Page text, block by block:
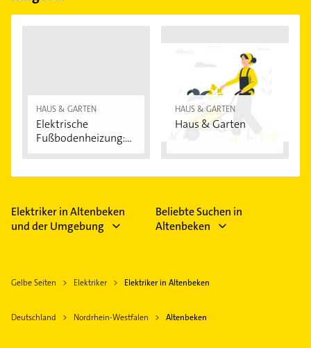
HAUS & GARTEN
Elektrische
Fußbodenheizung:
HAUS & GARTEN
Haus & Garten
Elektriker in Altenbeken
und der Umgebung
Beliebte Suchen in
Altenbeken
Gelbe Seiten Elektriker Elektriker in Altenbeken
Deutschland Nordrhein-Westfalen Altenbeken